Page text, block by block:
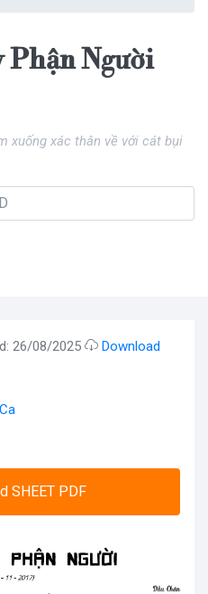
Phận Người
xuống xác thân về với cát bụi
26/08/2025
Download
SHEET PDF